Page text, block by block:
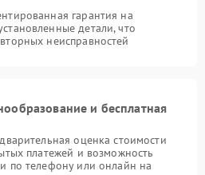
гарантия на
детали, что
неисправностей
и бесплатная
оценка стоимости
платежей и возможность
по телефону или онлайн на